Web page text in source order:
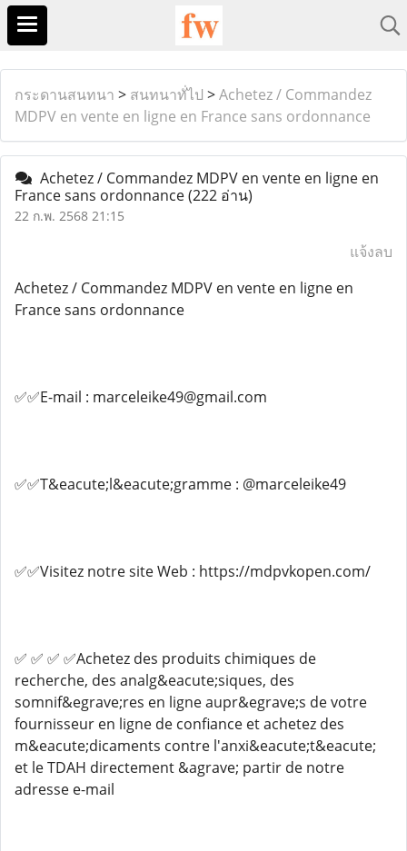
กระดานสนทนา > สนทนาทั่ไป >Achetez / Commandez
MDPV en vente en ligne en France sans ordonnance
Achetez / Commandez MDPV en vente en ligne en
France sans ordonnance(222 อ่าน)
22 ก.พ. 2568 21:15
แจ้งลบ
Achetez / Commandez MDPV en vente en ligne en
France sans ordonnance
✅✅E-mail : marceleike49@gmail.com
✅✅T&eacute;l&eacute;gramme : @marceleike49
✅✅Visitez notre site Web : https://mdpvkopen.com/
✅ ✅ ✅ ✅Achetez des produits chimiques de
recherche, des analg&eacute;siques, des
somnif&egrave;res en ligne aupr&egrave;s de votre
fournisseur en ligne de confiance et achetez des
m&eacute;dicaments contre l'anxi&eacute;t&eacute;
et le TDAH directement &agrave; partir de notre
adresse e-mail